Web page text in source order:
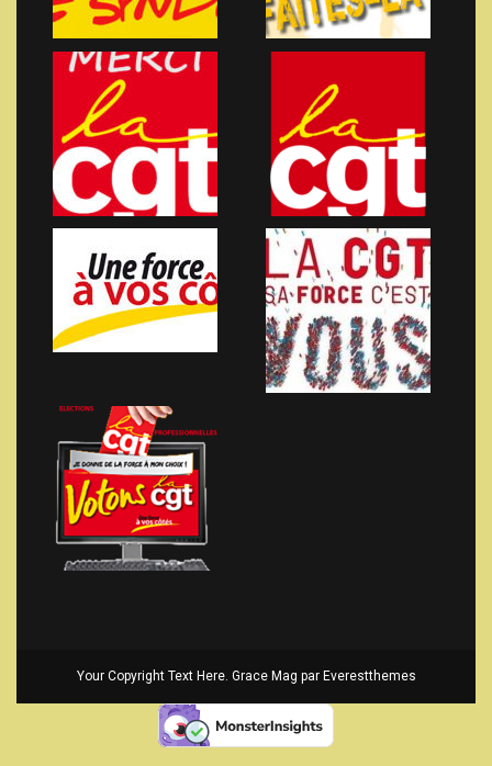
Your Copyright Text Here. Grace Mag par Everestthemes